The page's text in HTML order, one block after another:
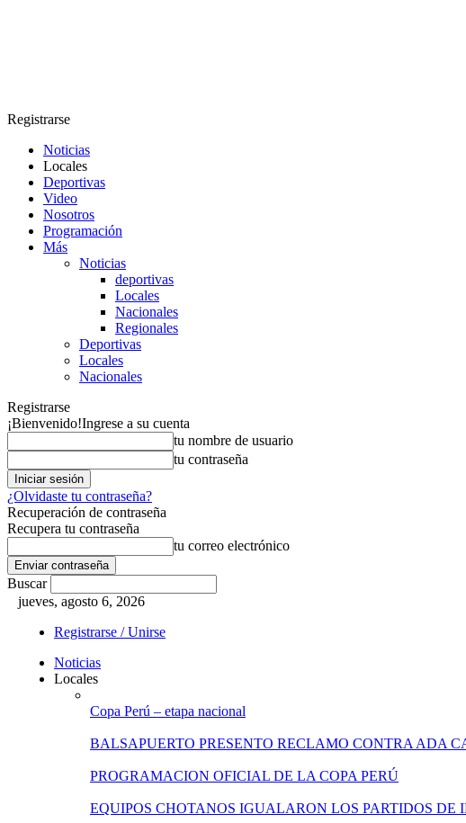
Registrarse
Noticias
Locales
Deportivas
Video
Nosotros
Programación
Más
Noticias
deportivas
Locales
Nacionales
Regionales
Deportivas
Locales
Nacionales
Registrarse
¡Bienvenido!Ingrese a su cuenta
tu nombre de usuario
tu contraseña
¿Olvidaste tu contraseña?
Recuperación de contraseña
Recupera tu contraseña
tu correo electrónico
Buscar
jueves, agosto 6, 2026
Registrarse / Unirse
Noticias
Locales
Copa Perú – etapa nacional
BALSAPUERTO PRESENTO RECLAMO CONTRA ADA
PROGRAMACION OFICIAL DE LA COPA PERÚ
EQUIPOS CHOTANOS IGUALARON LOS PARTIDOS DE